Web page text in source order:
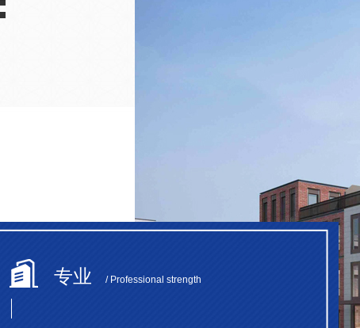
专业 / Professional strength